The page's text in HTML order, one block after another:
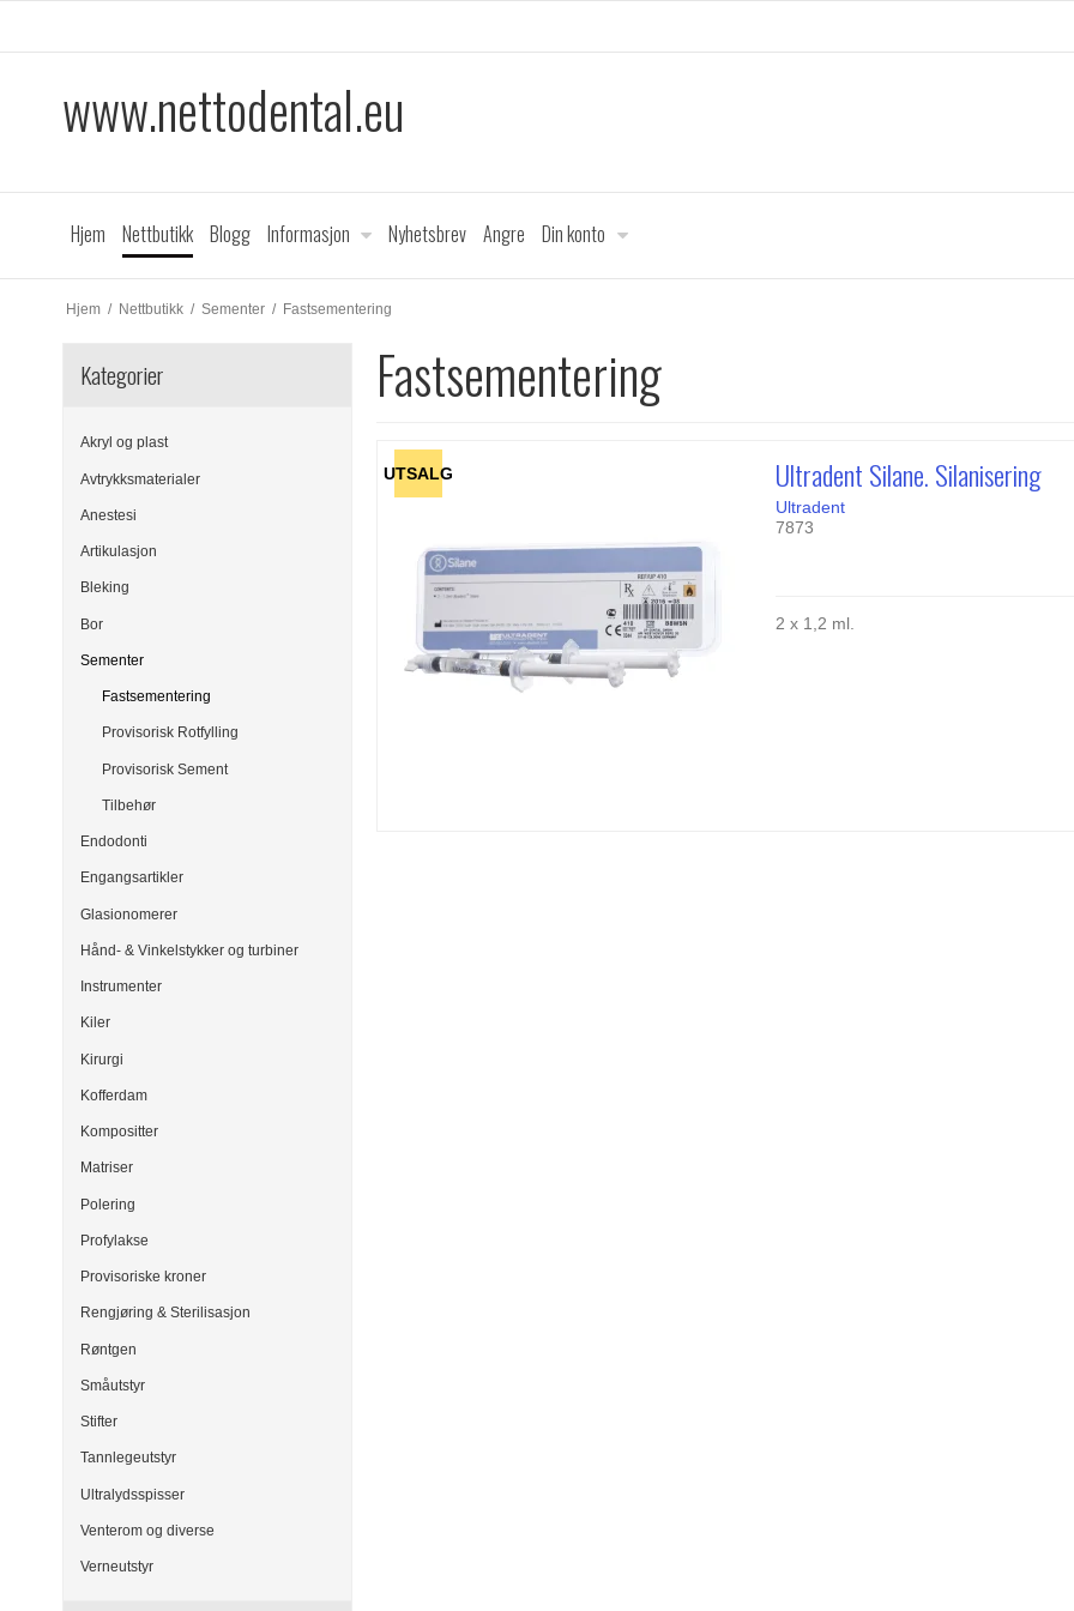
www.nettodental.eu
Hjem Nettbutikk Blogg Informasjon Nyhetsbrev Angre Din konto
Hjem / Nettbutikk / Sementer / Fastsementering
Kategorier
Akryl og plast
Avtrykksmaterialer
Anestesi
Artikulasjon
Bleking
Bor
Sementer
Fastsementering
Provisorisk Rotfylling
Provisorisk Sement
Tilbehør
Endodonti
Engangsartikler
Glasionomerer
Hånd- & Vinkelstykker og turbiner
Instrumenter
Kiler
Kirurgi
Kofferdam
Kompositter
Matriser
Polering
Profylakse
Provisoriske kroner
Rengjøring & Sterilisasjon
Røntgen
Småutstyr
Stifter
Tannlegeutstyr
Ultralydsspisser
Venterom og diverse
Verneutstyr
Fastsementering
UTSALG Ultradent Silane. Silanisering
Ultradent
7873
2 x 1,2 ml.